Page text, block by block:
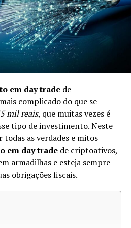
Criptomoedas no
considera as criptomoedas
que, ao trocá-las, você
As leis fiscais brasileiras
ganhos gerados na venda ou
ser reportados e podem
de Criptomoedas é
com a Receita Federal, você
da criptomoeda recebida é
que você deu. Se sim,
em day tradede
complicado do que se
mil reais, que muitas vezes é
tipo de investimento. Neste
as verdades e mitos
em day tradede criptoativos,
armadilhas e esteja sempre
obrigações fiscais.